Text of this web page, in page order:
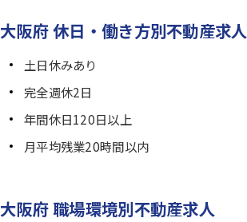
大阪府 休日・働き方別不動産求人
土日休みあり
完全週休2日
年間休日120日以上
月平均残業20時間以内
大阪府 職場環境別不動産求人